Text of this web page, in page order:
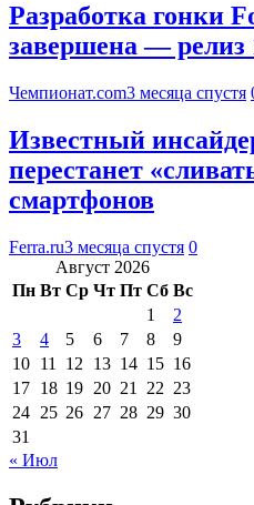
Разработка гонки
завершена — релиз
Чемпионат.com3 месяца спустя
Известный
перестанет
смартфонов
Ferra.ru3 месяца спустя 0
Август 2026
Пн Вт Ср Чт Пт Сб Вс
1
2
3
4 5 6 7 8
9
10 11 12 13 14 15 16
17 18 19 20 21 22 23
24 25 26 27 28 29 30
31
« Июл